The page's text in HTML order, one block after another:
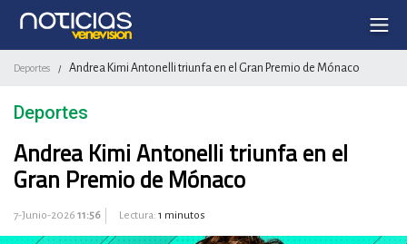
Deportes / Andrea Kimi Antonelli triunfa en el Gran Premio de Mónaco
Deportes
Andrea Kimi Antonelli triunfa en el
Gran Premio de Mónaco
7-Junio-2026 11:56 Lectura: 1 minutos